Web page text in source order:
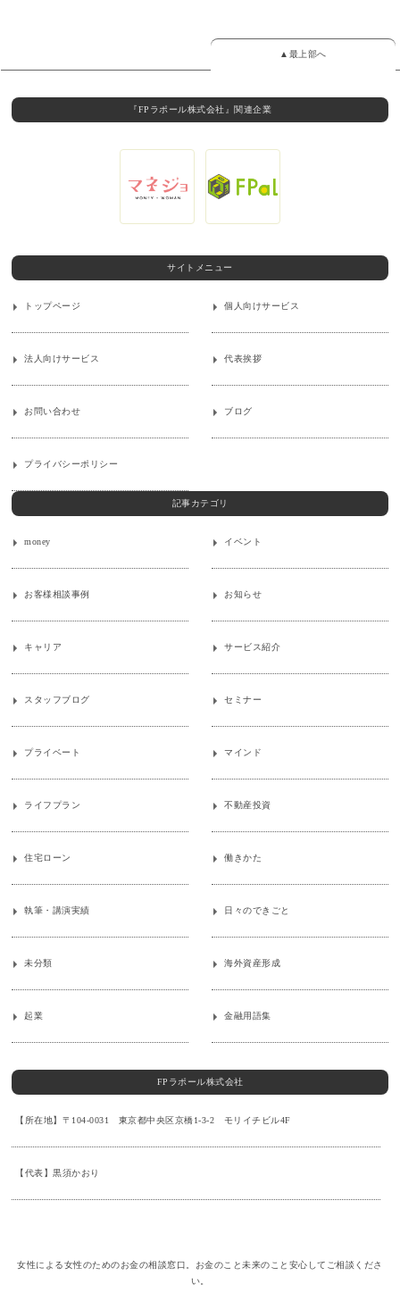
▲最上部へ
『FPラポール株式会社』関連企業
サイトメニュー
トップページ 個人向けサービス
法人向けサービス 代表挨拶
お問い合わせ ブログ
プライバシーポリシー
記事カテゴリ
money イベント
お客様相談事例 お知らせ
キャリア サービス紹介
スタッフブログ セミナー
プライベート マインド
ライフプラン 不動産投資
住宅ローン 働きかた
執筆・講演実績 日々のできごと
未分類 海外資産形成
起業 金融用語集
FPラポール株式会社
【所在地】〒104-0031 東京都中央区京橋1-3-2 モリイチビル4F
【代表】黒須かおり
女性による女性のためのお金の相談窓口。お金のこと未来のこと安心してご相談くださ
い。